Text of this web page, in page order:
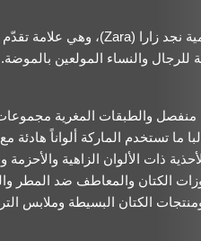
نجد زارا (Zara)
، وهي علامة
للرجال والنساء المولعين بالموضة.
والطبقات المغرية مجموعات
ما تستخدم الماركة ألواناً هادئة
ذات الألوان الزاهية والأحزمة
الكتان والمعاطف ضد المطر
الكتان البسيطة وملابس